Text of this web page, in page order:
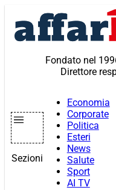
contenuto
Fondato nel
Direttore
Sezioni
Economia
Corporate
Politica
Esteri
News
Salute
Sport
AI TV